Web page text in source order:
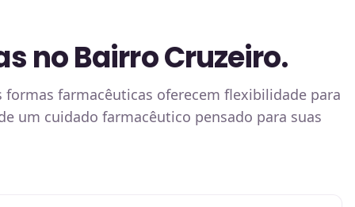
no Bairro Cruzeiro.
formas farmacêuticas oferecem flexibilidade para
um cuidado farmacêutico pensado para suas